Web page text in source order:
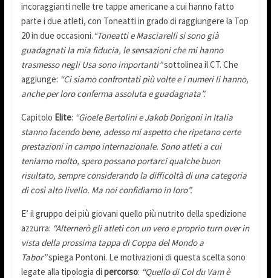
incoraggianti nelle tre tappe americane a cui hanno fatto
parte i due atleti, con Toneatti in grado di raggiungere la Top
20 in due occasioni.“Toneatti e Masciarelli si sono già
guadagnati la mia fiducia, le sensazioni che mi hanno
trasmesso negli Usa sono importanti”sottolinea il CT. Che
aggiunge: “Ci siamo confrontati più volte e i numeri li hanno,
anche per loro conferma assoluta e guadagnata”.
Capitolo Elite: “Gioele Bertolini e Jakob Dorigoni in Italia
stanno facendo bene, adesso mi aspetto che ripetano certe
prestazioni in campo internazionale. Sono atleti a cui
teniamo molto, spero possano portarci qualche buon
risultato, sempre considerando la difficoltà di una categoria
di così alto livello. Ma noi confidiamo in loro”.
E’ il gruppo dei più giovani quello più nutrito della spedizione
azzurra: “Alternerò gli atleti con un vero e proprio turn over in
vista della prossima tappa di Coppa del Mondo a
Tabor”spiega Pontoni. Le motivazioni di questa scelta sono
legate alla tipologia di percorso: “Quello di Col du Vam è